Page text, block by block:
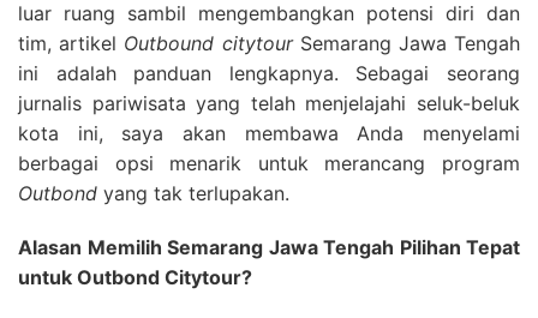
luar ruang sambil mengembangkan potensi diri dan
tim, artikel Outbound citytourSemarang Jawa Tengah
ini adalah panduan lengkapnya. Sebagai seorang
jurnalis pariwisata yang telah menjelajahi seluk-beluk
kota ini, saya akan membawa Anda menyelami
berbagai opsi menarik untuk merancang program
Outbond yang tak terlupakan.
Alasan Memilih Semarang Jawa Tengah Pilihan Tepat
untuk Outbond Citytour?